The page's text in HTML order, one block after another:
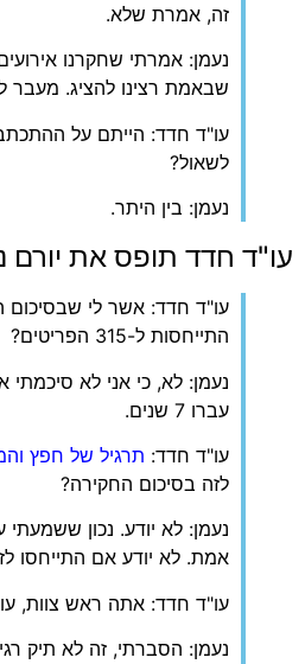
זה, אמרת שלא.
נעמן: אמרתי שחקרנו
שבאמת רצינו להציג. מעבר
עו"ד חדד: הייתם על
לשאול?
נעמן: בין היתר.
עו"ד חדד תופס את יורם
עו"ד חדד: אשר לי שבסיכום
התייחסות ל-315 הפריטים?
נעמן: לא, כי אני לא סיכמתי
עברו 7 שנים.
עו"ד חדד: תרגיל של חפץ
לזה בסיכום החקירה?
נעמן: לא יודע. נכון ששמעתי
אמת. לא יודע אם התייחסו
עו"ד חדד: אתה ראש צוות,
נעמן: הסברתי, זה לא תיק